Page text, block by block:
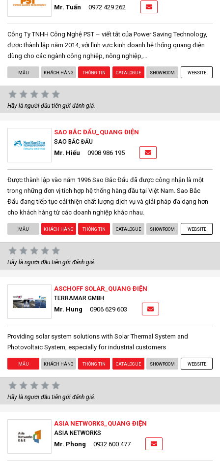
Mr. Tuấn 0972 429 262
Công Ty TNHH Công Nghệ PST – viết tắt của Power Saving Technology,
được thành lập năm 2014, với lĩnh vực kinh doanh hệ thống quang điện
dùng cho các ngành công nghiệp, nông nghiệp,...
MẪU KHÁCH HÀNG THÔNG TIN CATALOGUE SHOWROOM WEBSITE
Hãy là người đầu tiên gửi đánh giá.
SAO BẮC ĐẨU_QUANG ĐIỆN
SAO BẮC ĐẨU
Mr. Hiếu 0908 986 195
Được thành lập vào năm 1996 Sao Bắc Đẩu đã được công nhận là một
trong những đơn vị tích hợp hệ thống hàng đầu tại Việt Nam. Sao Bắc
Đẩu đang tiếp tục cải thiện chất lượng dịch vụ và giải pháp đa dạng hơn
cho khách hàng từ các doanh nghiệp khác nhau.
MẪU KHÁCH HÀNG THÔNG TIN CATALOGUE SHOWROOM WEBSITE
Hãy là người đầu tiên gửi đánh giá.
ASCHOFF SOLAR_QUANG ĐIỆN
TERRAMAR GMBH
Mr. Hung 0906 629 603
Providing solar system solutions with Solar Thermal System and
Photovoltaic System, especially for industrial customers
MẪU KHÁCH HÀNG THÔNG TIN CATALOGUE SHOWROOM WEBSITE
Hãy là người đầu tiên gửi đánh giá.
ASIA NETWORKS_QUANG ĐIỆN
ASIA NETWORKS
Mr. Phong 0932 600 477